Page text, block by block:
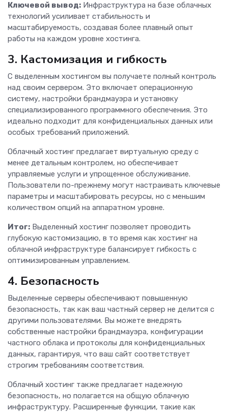
Ключевой вывод: Инфраструктура на базе облачных
технологий усиливает стабильность и
масштабируемость, создавая более плавный опыт
работы на каждом уровне хостинга.
3. Кастомизация и гибкость
С выделенным хостингом вы получаете полный контроль
над своим сервером. Это включает операционную
систему, настройки брандмауэра и установку
специализированного программного обеспечения. Это
идеально подходит для конфиденциальных данных или
особых требований приложений.
Облачный хостинг предлагает виртуальную среду с
менее детальным контролем, но обеспечивает
управляемые услуги и упрощенное обслуживание.
Пользователи по-прежнему могут настраивать ключевые
параметры и масштабировать ресурсы, но с меньшим
количеством опций на аппаратном уровне.
Итог: Выделенный хостинг позволяет проводить
глубокую кастомизацию, в то время как хостинг на
облачной инфраструктуре балансирует гибкость с
оптимизированным управлением.
4. Безопасность
Выделенные серверы обеспечивают повышенную
безопасность, так как ваш частный сервер не делится с
другими пользователями. Вы можете внедрять
собственные настройки брандмауэра, конфигурации
частного облака и протоколы для конфиденциальных
данных, гарантируя, что ваш сайт соответствует
строгим требованиям соответствия.
Облачный хостинг также предлагает надежную
безопасность, но полагается на общую облачную
инфраструктуру. Расширенные функции, такие как